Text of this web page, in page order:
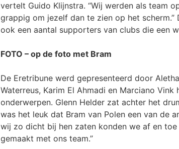
vertelt Guido Klijnstra. “Wij werden als team
grappig om jezelf dan te zien op het
ook een aantal supporters van clubs die een
FOTO – op de foto met Bram
De Eretribune werd gepresenteerd door
Waterreus, Karim El Ahmadi en Marciano
onderwerpen. Glenn Helder zat achter het
was het leuk dat Bram van Polen een van de
wij zo dicht bij hen zaten konden we af en
gemaakt met ons team.”